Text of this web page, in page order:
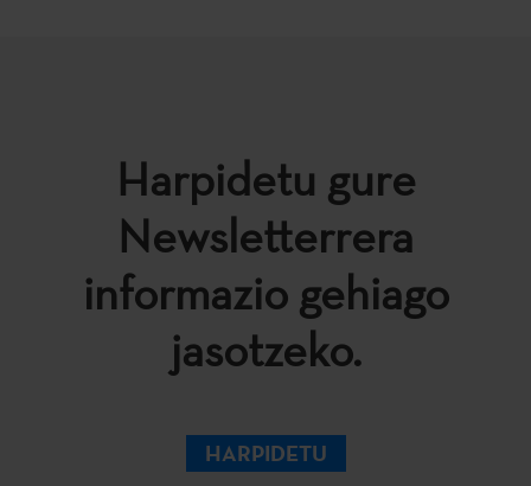
Harpidetu gure
Newsletterrera
informazio gehiago
jasotzeko.
HARPIDETU